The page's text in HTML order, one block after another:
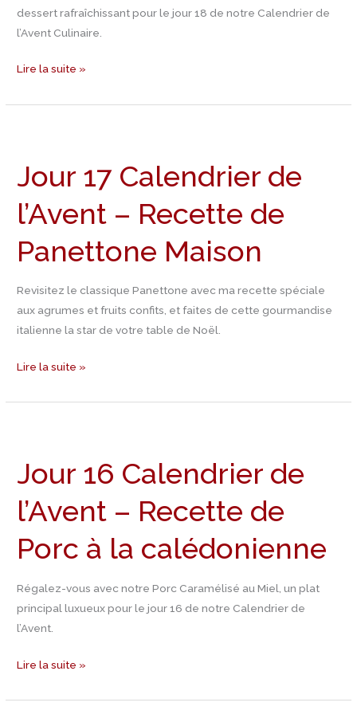
dessert rafraîchissant pour le jour 18 de notre Calendrier de
l’Avent Culinaire.
brûlée
passion
Lire la suite »
Jour 17 Calendrier de
l’Avent – Recette de
Panettone Maison
Revisitez le classique Panettone avec ma recette spéciale
aux agrumes et fruits confits, et faites de cette gourmandise
italienne la star de votre table de Noël.
Calendrier
de
l’Avent
Recette
Panettone
Maison
Lire la suite »
Jour 16 Calendrier de
l’Avent – Recette de
Porc à la calédonienne
Régalez-vous avec notre Porc Caramélisé au Miel, un plat
principal luxueux pour le jour 16 de notre Calendrier de
l’Avent.
Calendrier
de
l’Avent
Recette
Porc
à
la
Lire la suite »